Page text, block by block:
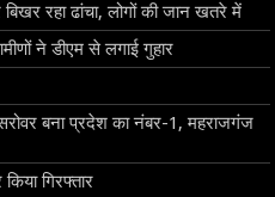
रहा ढांचा, लोगों की जान खतरे में
ने डीएम से लगाई गुहार
बना प्रदेश का नंबर-1, महराजगंज
गिरफ्तार